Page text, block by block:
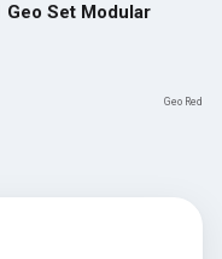
Geo Set Modular
Geo Red